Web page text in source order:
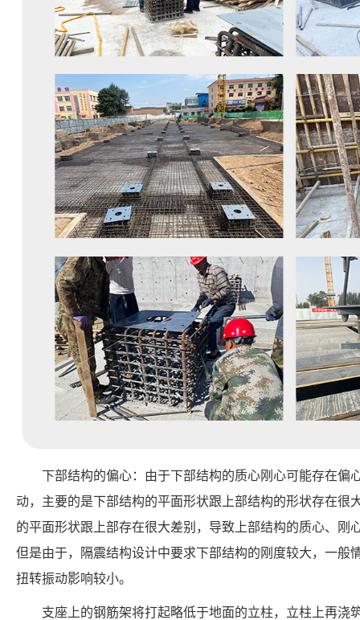
下部结构的偏心：由于下部结构的质心刚心可能存在偏
动，主要的是下部结构的平面形状跟上部结构的形状存在很
的平面形状跟上部存在很大差别，导致上部结构的质心、刚
但是由于，隔震结构设计中要求下部结构的刚度较大，一般
扭转振动影响较小。
支座上的钢筋架将打起略低于地面的立柱，立柱上再浇